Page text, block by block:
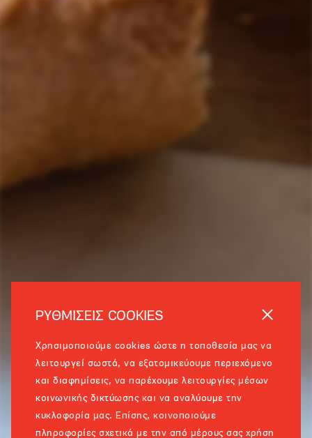
ΡΥΘΜΙΣΕΙΣ COOKIES
Χρησιμοποιούμε cookies ώστε η τοποθεσία μας να
λειτουργεί σωστά, να εξατομικεύουμε περιεχόμενο
και διαφημίσεις, να παρέχουμε λειτουργίες μέσων
κοινωνικής δικτύωσης και να αναλύουμε την
κυκλοφορία μας. Επίσης, κοινοποιούμε
πληροφορίες σχετικά με την από μέρους σας χρήση